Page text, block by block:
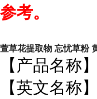
参考。
萱草花提取物 忘忧草粉
【产品名称
【英文名称